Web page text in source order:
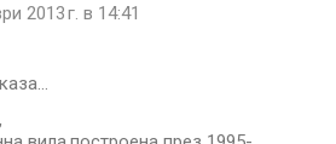
2013 г. в 14:41